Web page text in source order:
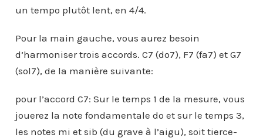
un tempo plutôt lent, en 4/4.
Pour la main gauche, vous aurez besoin
d’harmoniser trois accords. C7 (do7), F7 (fa7) et G7
(sol7), de la manière suivante:
pour l’accord C7: Sur le temps 1 de la mesure, vous
jouerez la note fondamentale do et sur le temps 3,
les notes mi et sib (du grave à l’aigu), soit tierce-